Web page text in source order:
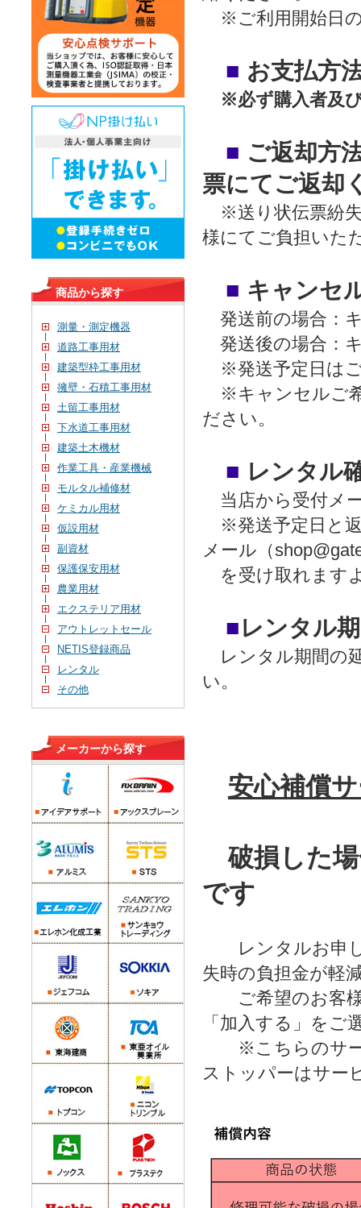
商品から探す
測量・測定機器
道路工事用材
建築型枠工事用材
擁壁・石積工事用材
土留工事用材
下水道工事用材
建築土木機材
作業工具・産業機械
モルタル補修材
ケミカル用材
仮設用材
副資材
保護保安用材
農業用材
エクステリア用材
アウトレットセール
NETIS登録商品
レンタル
その他
メーカーから探す
※ご利用開始日
■ お支払方
※必ず購入者及び
■ ご返却方
票にてご返却
※送り状伝票紛失
様にてご負担いた
■ キャンセ
発送前の場合：
発送後の場合：
※発送予定日はご
※キャンセルご希
ださい。
■ レンタル
当店から受付メ
※発送予定日と返
メール（
を受け取れます
■レンタル
レンタル期間の
い。
安心補償
破損した場
です
レンタルお申し
失時の負担金が軽
ご希望のお客様
「加入する」をご
※こちらのサー
ストッパーはサー